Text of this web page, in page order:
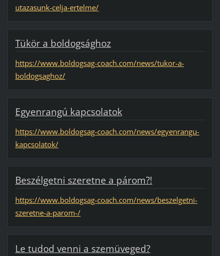
utazasunk-celja-ertelme/
Tükör a boldogsághoz
https://www.boldogsag-coach.com/news/tukor-a-
boldogsaghoz/
Egyenrangú kapcsolatok
https://www.boldogsag-coach.com/news/egyenrangu-
kapcsolatok/
Beszélgetni szeretne a párom?!
https://www.boldogsag-coach.com/news/beszelgetni-
szeretne-a-parom-/
Le tudod venni a szemüveged?